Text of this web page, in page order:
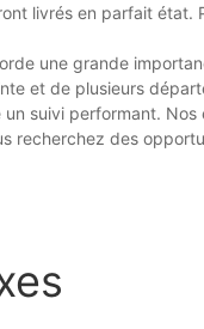
livrés en parfait
une grande
et de plusieurs
suivi performant.
recherchez des